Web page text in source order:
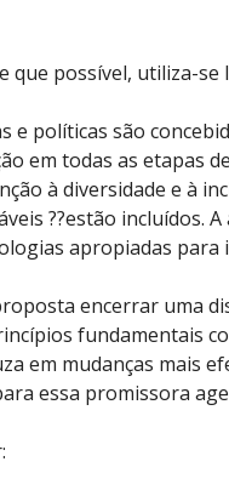
que possível, utiliza-
e políticas são
em todas as etapas
à diversidade e à
??estão incluídos.
apropiadas para
encerrar uma
fundamentais
em mudanças mais
essa promissora